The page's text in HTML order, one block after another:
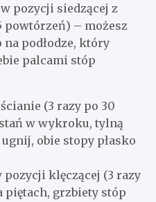
pozycji siedzącej z
powtórzeń) – możesz
na podłodze, który
palcami stóp
(3 razy po 30
w wykroku, tylną
obie stopy płasko
klęczącej (3 razy
piętach, grzbiety stóp